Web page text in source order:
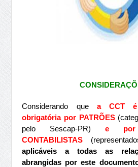
Considerando que
a CCT é
obrigatória por PATRÕES
pelo Sescap-PR)
e por
CONTABILISTAS
aplicáveis a todas as
abrangidas por este